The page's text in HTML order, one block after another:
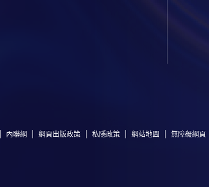
內聯網 網頁出版政策 私隱政策 網站地圖 無障礙網頁